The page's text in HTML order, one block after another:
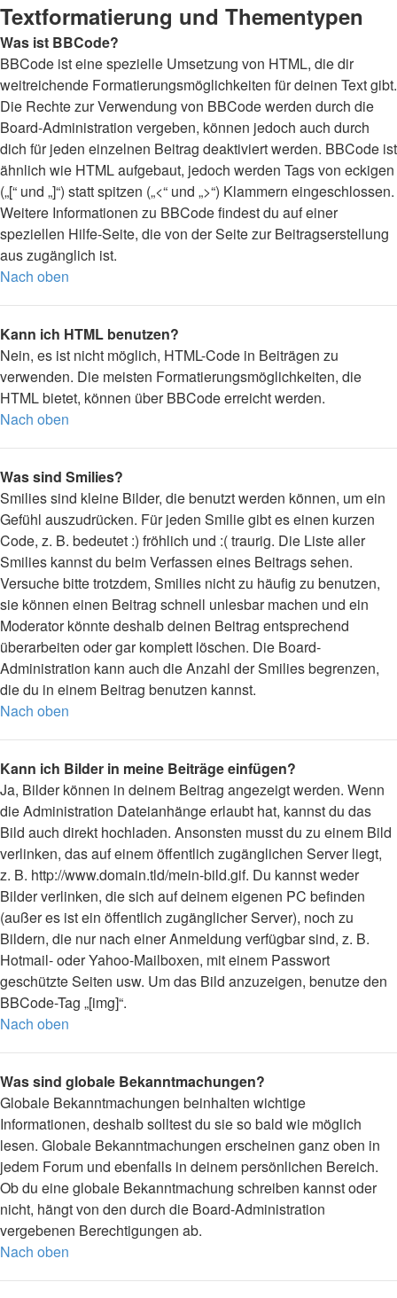
Textformatierung und Thementypen
Was ist BBCode?
BBCode ist eine spezielle Umsetzung von HTML, die dir
weitreichende Formatierungsmöglichkeiten für deinen Text gibt.
Die Rechte zur Verwendung von BBCode werden durch die
Board-Administration vergeben, können jedoch auch durch
dich für jeden einzelnen Beitrag deaktiviert werden. BBCode ist
ähnlich wie HTML aufgebaut, jedoch werden Tags von eckigen
(„[“ und „]“) statt spitzen („<“ und „>“) Klammern eingeschlossen.
Weitere Informationen zu BBCode findest du auf einer
speziellen Hilfe-Seite, die von der Seite zur Beitragserstellung
aus zugänglich ist.
Nach oben
Kann ich HTML benutzen?
Nein, es ist nicht möglich, HTML-Code in Beiträgen zu
verwenden. Die meisten Formatierungsmöglichkeiten, die
HTML bietet, können über BBCode erreicht werden.
Nach oben
Was sind Smilies?
Smilies sind kleine Bilder, die benutzt werden können, um ein
Gefühl auszudrücken. Für jeden Smilie gibt es einen kurzen
Code, z. B. bedeutet :) fröhlich und :( traurig. Die Liste aller
Smilies kannst du beim Verfassen eines Beitrags sehen.
Versuche bitte trotzdem, Smilies nicht zu häufig zu benutzen,
sie können einen Beitrag schnell unlesbar machen und ein
Moderator könnte deshalb deinen Beitrag entsprechend
überarbeiten oder gar komplett löschen. Die Board-
Administration kann auch die Anzahl der Smilies begrenzen,
die du in einem Beitrag benutzen kannst.
Nach oben
Kann ich Bilder in meine Beiträge einfügen?
Ja, Bilder können in deinem Beitrag angezeigt werden. Wenn
die Administration Dateianhänge erlaubt hat, kannst du das
Bild auch direkt hochladen. Ansonsten musst du zu einem Bild
verlinken, das auf einem öffentlich zugänglichen Server liegt,
z. B. http://www.domain.tld/mein-bild.gif. Du kannst weder
Bilder verlinken, die sich auf deinem eigenen PC befinden
(außer es ist ein öffentlich zugänglicher Server), noch zu
Bildern, die nur nach einer Anmeldung verfügbar sind, z. B.
Hotmail- oder Yahoo-Mailboxen, mit einem Passwort
geschützte Seiten usw. Um das Bild anzuzeigen, benutze den
BBCode-Tag „[img]“.
Nach oben
Was sind globale Bekanntmachungen?
Globale Bekanntmachungen beinhalten wichtige
Informationen, deshalb solltest du sie so bald wie möglich
lesen. Globale Bekanntmachungen erscheinen ganz oben in
jedem Forum und ebenfalls in deinem persönlichen Bereich.
Ob du eine globale Bekanntmachung schreiben kannst oder
nicht, hängt von den durch die Board-Administration
vergebenen Berechtigungen ab.
Nach oben